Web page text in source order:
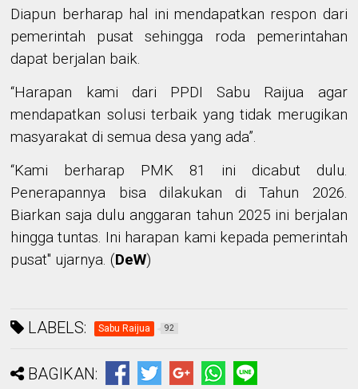
Diapun berharap hal ini mendapatkan respon dari
pemerintah pusat sehingga roda pemerintahan
dapat berjalan baik.
“Harapan kami dari PPDI Sabu Raijua agar
mendapatkan solusi terbaik yang tidak merugikan
masyarakat di semua desa yang ada”.
“Kami berharap PMK 81 ini dicabut dulu.
Penerapannya bisa dilakukan di Tahun 2026.
Biarkan saja dulu anggaran tahun 2025 ini berjalan
hingga tuntas. Ini harapan kami kepada pemerintah
pusat" ujarnya.(DeW)
LABELS: Sabu Raijua 92
BAGIKAN: